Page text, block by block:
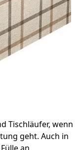
Tischläufer, wenn
geht. Auch in